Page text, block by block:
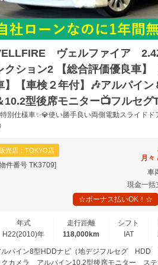
ヴェルファイア
クション2 【総合評価優良車】
】【車検２年付】🎶アルパイン
10.2型後席モニター📺フルセグ
別仕様車✨💎使い勝手良い両側電動スライドド
売店：TOKYO店
件番号 TK3709]
月々
車
現金一括
☆ボーナス払いOK！☆
年式
H22(2010)年
走行距離
118,000km
シフト
IAT
ルパイン8型HDDナビ（地デジフルセグ
クカメラ アルパイン10.2型後席モニター ス